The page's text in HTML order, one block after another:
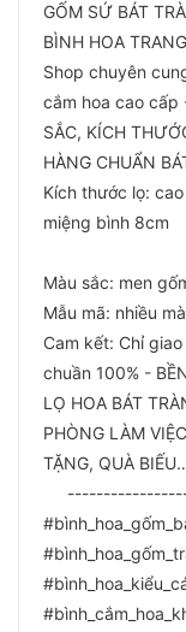
GỐM SỨ BÁT
BÌNH HOA
Shop chuyên
cắm hoa cao cấp
SẮC, KÍCH
HÀNG CHUẨN
Kích thước lọ:
miệng bình 8cm
Màu sắc: men
Mẫu mã: nhiều
Cam kết: Chỉ
chuần 100% -
LỌ HOA BÁT
PHÒNG LÀM
TẶNG, QUÀ